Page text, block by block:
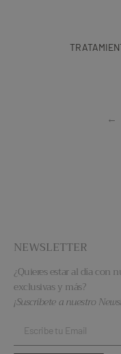
←
NEWSLETTER
¿Quieres estar al día con
exclusivas y más?
¡Suscríbete a nuestro